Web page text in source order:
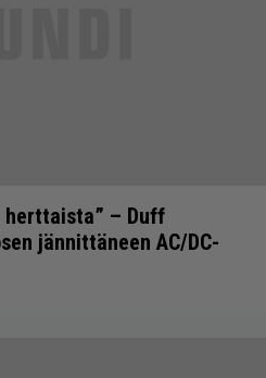
herttaista” – Duff
jännittäneen AC/DC-